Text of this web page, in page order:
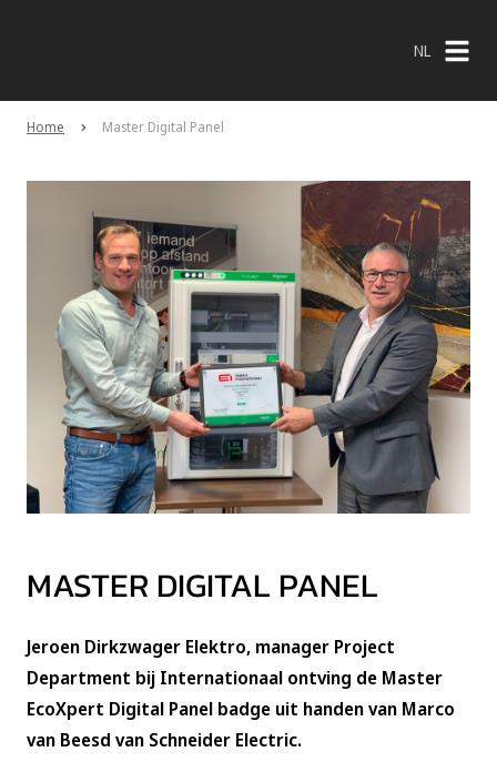
NL
Home Master Digital Panel
MASTER DIGITAL PANEL
Jeroen Dirkzwager Elektro, manager Project
Department bij Internationaal ontving de Master
EcoXpert Digital Panel badge uit handen van Marco
van Beesd van Schneider Electric.